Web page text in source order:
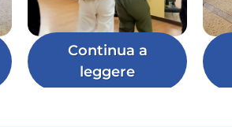
Continua a
leggere